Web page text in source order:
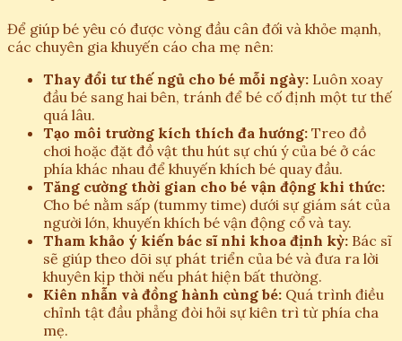
Để giúp bé yêu có được vòng đầu cân đối và khỏe mạnh,
các chuyên gia khuyến cáo cha mẹ nên:
Thay đổi tư thế ngủ cho bé mỗi ngày: Luôn xoay
đầu bé sang hai bên, tránh để bé cố định một tư thế
quá lâu.
Tạo môi trường kích thích đa hướng: Treo đồ
chơi hoặc đặt đồ vật thu hút sự chú ý của bé ở các
phía khác nhau để khuyến khích bé quay đầu.
Tăng cường thời gian cho bé vận động khi thức:
Cho bé nằm sấp (tummy time) dưới sự giám sát của
người lớn, khuyến khích bé vận động cổ và tay.
Tham khảo ý kiến bác sĩ nhi khoa định kỳ: Bác sĩ
sẽ giúp theo dõi sự phát triển của bé và đưa ra lời
khuyên kịp thời nếu phát hiện bất thường.
Kiên nhẫn và đồng hành cùng bé: Quá trình điều
chỉnh tật đầu phẳng đòi hỏi sự kiên trì từ phía cha
mẹ.